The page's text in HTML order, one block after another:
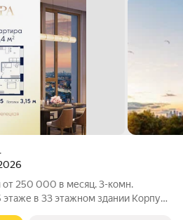
в месяц. 3-комн.
в 33 этажном здании Корпус